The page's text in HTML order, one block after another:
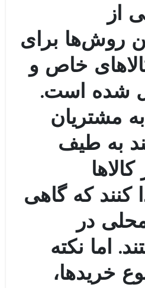
از
روش‌ها برای
خاص و
شده است.
مشتریان
به طیف
کنند که گاهی
در
اما نکته
خریدها،